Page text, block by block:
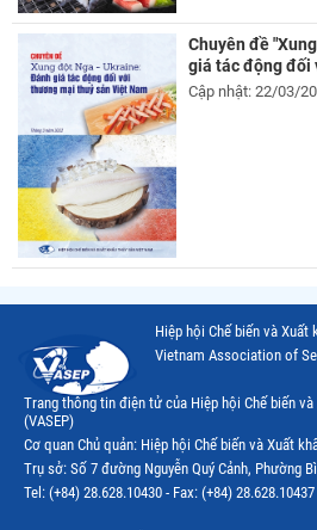
Chuyên đề
giá tác động đối
Cập nhật: 22/03/
Hiệp hội Chế biến và Xuất
Vietnam Association of
Trang thông tin điện tử của Hiệp hội Chế biến
(VASEP)
Cơ quan Chủ quản: Hiệp hội Chế biến và Xuất
Trụ sở: Số 7 đường Nguyễn Quý Cảnh, Phường
Tel: (+84) 28.628.10430 - Fax: (+84)